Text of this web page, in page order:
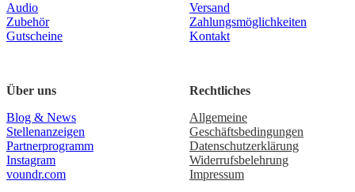
Audio
Zubehör
Gutscheine
Versand
Zahlungsmöglichkeiten
Kontakt
Über uns
Blog & News
Stellenanzeigen
Partnerprogramm
Instagram
voundr.com
Rechtliches
Allgemeine
Geschäftsbedingungen
Datenschutzerklärung
Widerrufsbelehrung
Impressum